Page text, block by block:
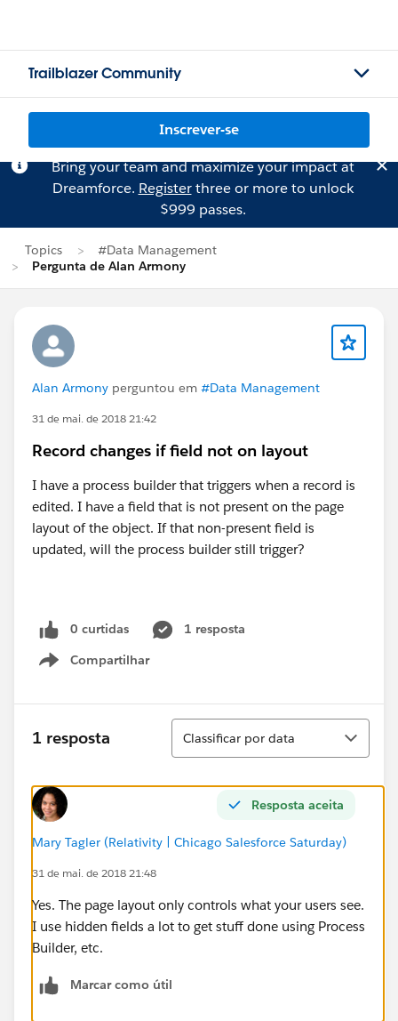
Trailblazer Community
Inscrever-se
Bring your team and maximize your impact at
Dreamforce. Registerthree or more to unlock
$999 passes.
Topics
#Data Management
Pergunta de Alan Armony
Alan Armony perguntou em #Data Management
31 de mai. de 2018 21:42
Record changes if field not on layout
I have a process builder that triggers when a record is
edited. I have a field that is not present on the page
layout of the object. If that non-present field is
updated, will the process builder still trigger?
0 curtidas
1 resposta
Compartilhar
Show menu
1 resposta
Classificar
Classificar por data
Resposta aceita
Mary Tagler (Relativity | Chicago Salesforce Saturday)
31 de mai. de 2018 21:48
Yes. The page layout only controls what your users see.
I use hidden fields a lot to get stuff done using Process
Builder, etc.
Marcar como útil